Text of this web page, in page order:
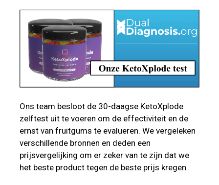
Ons team besloot de 30-daagse KetoXplode
zelftest uit te voeren om de effectiviteit en de
ernst van fruitgums te evalueren. We vergeleken
verschillende bronnen en deden een
prijsvergelijking om er zeker van te zijn dat we
het beste product tegen de beste prijs kregen.